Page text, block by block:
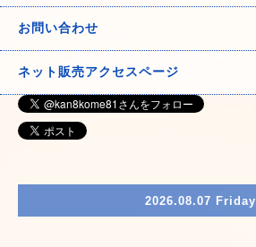
お問い合わせ
ネット販売アクセスページ
2026.08.07 Friday